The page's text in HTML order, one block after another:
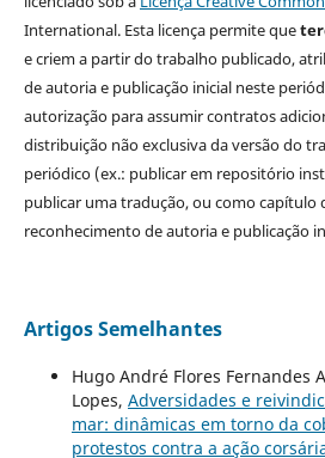
International. Esta licença permite que
e criem a partir do trabalho publicado,
de autoria e publicação inicial neste
autorização para assumir contratos
distribuição não exclusiva da versão do
periódico (ex.: publicar em repositório
publicar uma tradução, ou como capítulo
reconhecimento de autoria e publicação
Artigos Semelhantes
Hugo André Flores Fernandes
Lopes, Adversidades e
mar: dinâmicas em torno da
protestos contra a ação